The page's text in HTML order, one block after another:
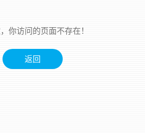
你访问的页面不存在！
返回